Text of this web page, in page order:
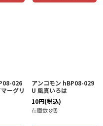
026
ーグリ
アンコモン hBP08-029
U 風真いろは
10円(税込)
在庫数 8個